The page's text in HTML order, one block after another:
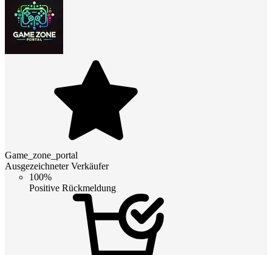
Game_zone_portal
Ausgezeichneter Verkäufer
100%
Positive Rückmeldung